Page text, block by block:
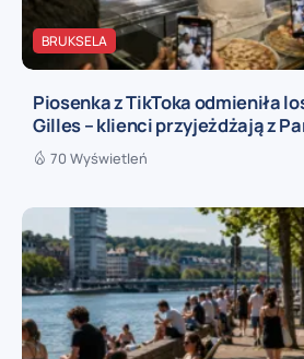
BRUKSELA
Piosenka z TikToka odmieniła
Gilles – klienci przyjeżdżają z
70 Wyświetleń